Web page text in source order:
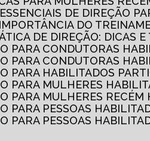
ESSENCIAIS DE DIREÇÃO
IMPORTÂNCIA DO
DE DIREÇÃO: DICAS
PARA CONDUTORAS
PARA CONDUTORAS
PARA HABILITADOS
PARA MULHERES
PARA MULHERES
PARA PESSOAS
PARA PESSOAS